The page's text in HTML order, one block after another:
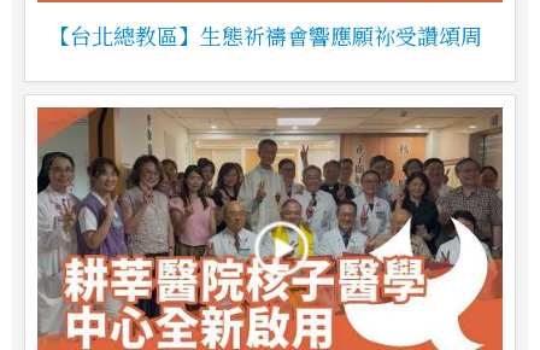
【台北總教區】生態祈禱會響應願祢受讚頌周